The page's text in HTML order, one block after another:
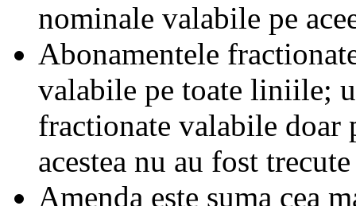
nominale valabile pe
Abonamentele
valabile pe toate liniile;
fractionate valabile doar
acestea nu au fost
Amenda este suma cea